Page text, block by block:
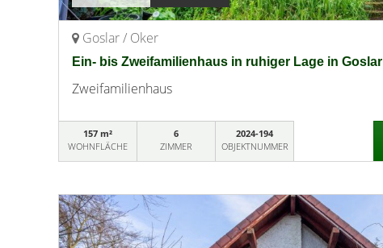
Goslar / Oker
Ein- bis Zweifamilienhaus in ruhiger Lage in Goslar
Zweifamilienhaus
157 m²
WOHNFLÄCHE
6
ZIMMER
2024-194
OBJEKTNUMMER